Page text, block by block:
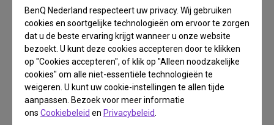
BenQ Nederland respecteert uw privacy. Wij gebruiken
cookies en soortgelijke technologieën om ervoor te zorgen
dat u de beste ervaring krijgt wanneer u onze website
bezoekt. U kunt deze cookies accepteren door te klikken
op "Cookies accepteren", of klik op "Alleen noodzakelijke
cookies" om alle niet-essentiële technologieën te
weigeren. U kunt uw cookie-instellingen te allen tijde
aanpassen. Bezoek voor meer informatie
ons Cookiebeleid en Privacybeleid
Lees het antwoord hier
Meer Informatie